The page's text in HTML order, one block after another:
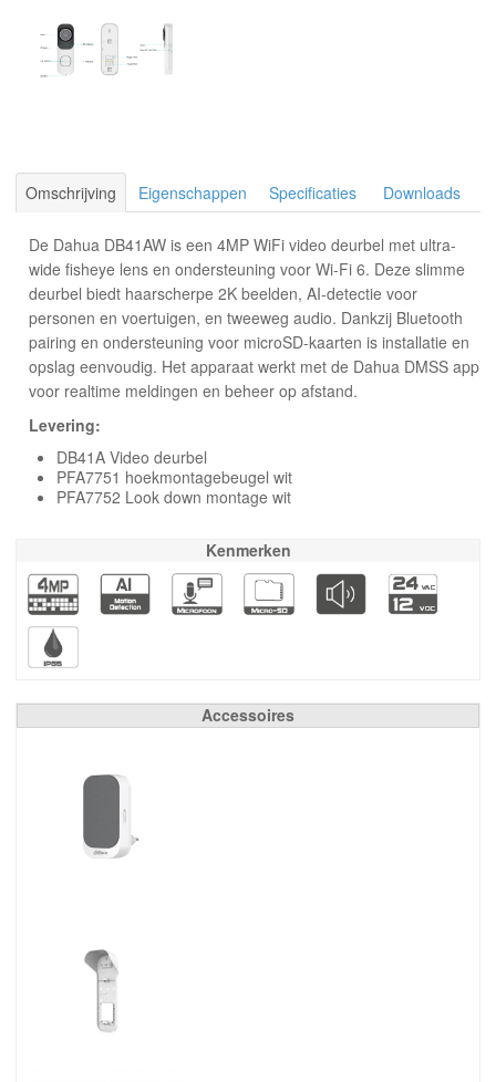
Omschrijving Eigenschappen Specificaties Downloads
De Dahua DB41AW is een 4MP WiFi video deurbel met ultra-
wide fisheye lens en ondersteuning voor Wi-Fi 6. Deze slimme
deurbel biedt haarscherpe 2K beelden, AI-detectie voor
personen en voertuigen, en tweeweg audio. Dankzij Bluetooth
pairing en ondersteuning voor microSD-kaarten is installatie en
opslag eenvoudig. Het apparaat werkt met de Dahua DMSS app
voor realtime meldingen en beheer op afstand.
Levering:
DB41A Video deurbel
PFA7751 hoekmontagebeugel wit
PFA7752 Look down montage wit
Kenmerken
Accessoires